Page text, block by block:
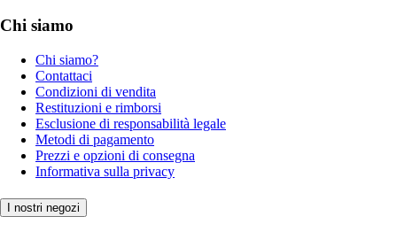
Chi siamo
Chi siamo?
Contattaci
Condizioni di vendita
Restituzioni e rimborsi
Esclusione di responsabilità legale
Metodi di pagamento
Prezzi e opzioni di consegna
Informativa sulla privacy
I nostri negozi